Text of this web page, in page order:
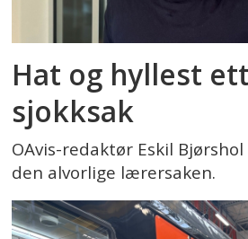
Hat og hyllest
sjokksak
OAvis-redaktør Eskil
den alvorlige lærersaken.